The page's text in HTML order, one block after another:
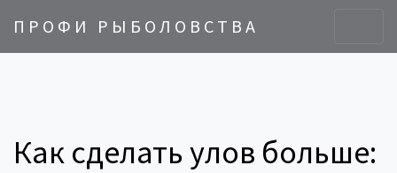
ПРОФИ РЫБОЛОВСТВА
Как сделать улов больше: